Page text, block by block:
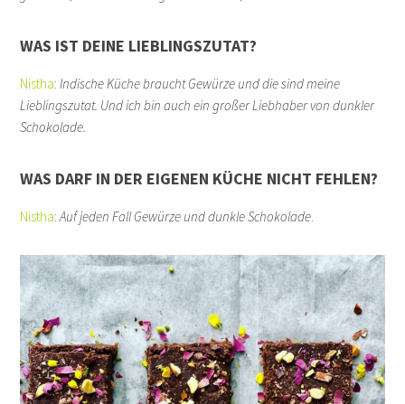
WAS IST DEINE LIEBLINGSZUTAT?
Nistha:Indische Küche brauchtGewürze und die sind meine
Lieblingszutat. Und ich bin auch ein großer Liebhaber von dunkler
Schokolade.
WAS DARF IN DER EIGENEN KÜCHE NICHT FEHLEN?
Nistha:Auf jeden Fall Gewürze und dunkle Schokolade